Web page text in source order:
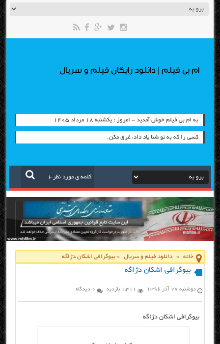
ام بی فیلم | دانلود رایگان فیلم و سریال
به ام بی فیلم خوش آمدید - امروز : یکشنبه ۱۸ مرداد ۱۴۰۵
کسی را که به تو شنا یاد داد، غرق مکن.
خانه » دانلود فیلم و سریال »بیوگرافی اشکان دژاگه
بیوگرافی اشکان دژاگه
دوشنبه ۲۷ آذر ۱۳۹۶ 1,311 بازدید 0 دیدگاه
بیوگرافی اشکان دژاگه